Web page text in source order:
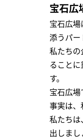
宝石広
宝石広
添うパー
私たち
ること
す。
宝石広
事実は、
私たちは
出しまし